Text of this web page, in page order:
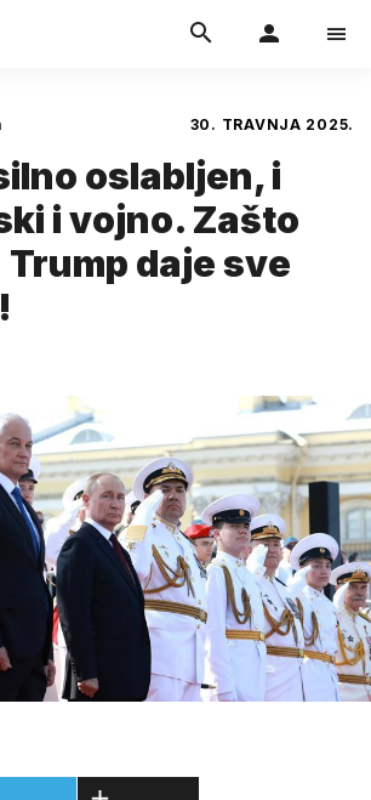
30. TRAVNJA 2025.
oslabljen, i
i vojno. Zašto
Trump daje sve